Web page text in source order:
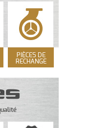
PIÈCES DE
RECHANGE